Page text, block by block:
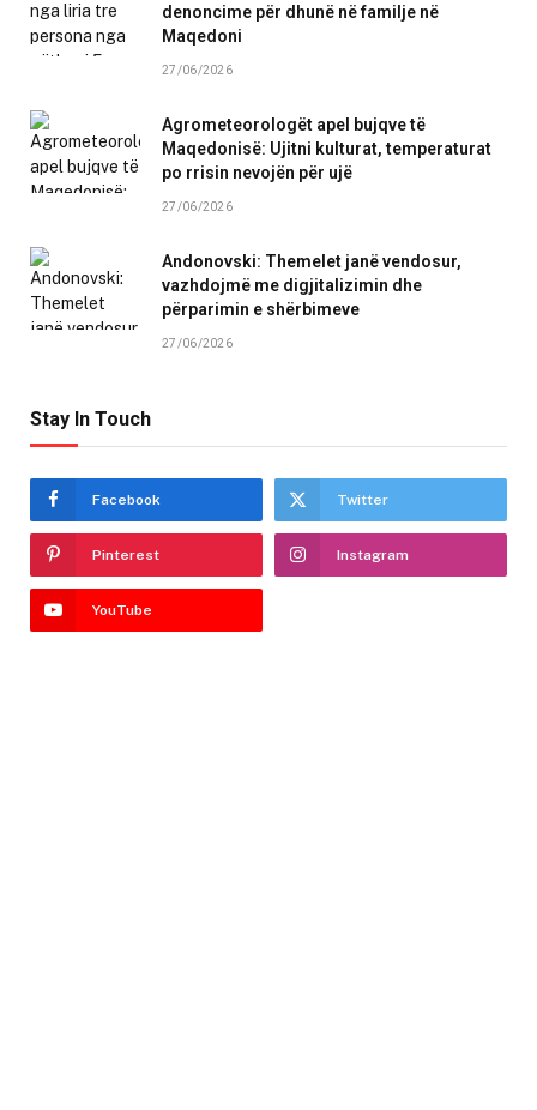
denoncime për dhunë në familje në
Maqedoni
27/06/2026
Agrometeorologët apel bujqve të
Maqedonisë: Ujitni kulturat, temperaturat
po rrisin nevojën për ujë
27/06/2026
Andonovski: Themelet janë vendosur,
vazhdojmë me digjitalizimin dhe
përparimin e shërbimeve
27/06/2026
Stay In Touch
Facebook Twitter
Pinterest Instagram
YouTube